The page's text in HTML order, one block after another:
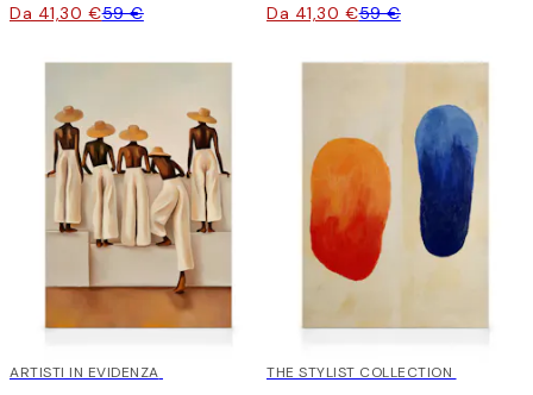
Da 41,30 €59 € Da 41,30 €59 €
30%*
ARTISTI IN EVIDENZA 30%*
THE STYLIST COLLECTION